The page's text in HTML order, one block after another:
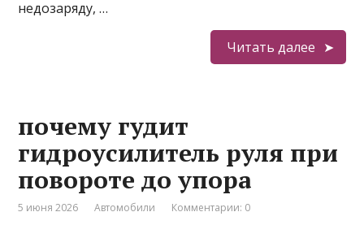
недозаряду, …
Читать далее
почему гудит
гидроусилитель руля при
повороте до упора
5 июня 2026 Автомобили Комментарии: 0